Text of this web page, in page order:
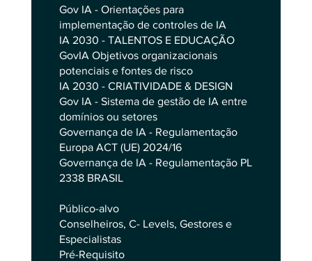
Gov IA - Orientações para
implementação de controles de IA
IA 2030 - TALENTOS E EDUCAÇÃO
GovIA Objetivos organizacionais
potenciais e fontes de risco
IA 2030 - CRIATIVIDADE & DESIGN
Gov IA - Sistema de gestão de IA entre
domínios ou setores
Governança de IA - Regulamentação
Europa ACT (UE) 2024/16
Governança de IA - Regulamentação PL
2338 BRASIL
Público-alvo
Conselheiros, C- Levels, Gestores e
Especialistas
Pré-Requisito